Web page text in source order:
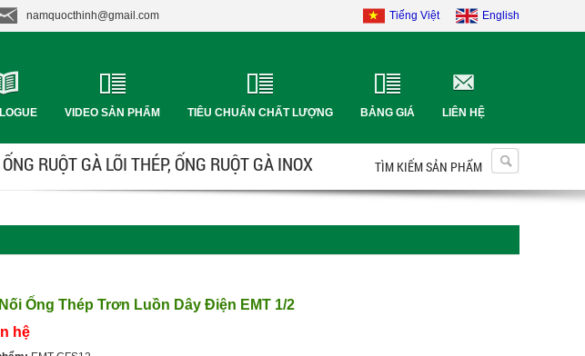
namquocthinh@gmail.com Tiếng Việt English
VIDEO SẢN PHẨM TIÊU CHUẨN CHẤT LƯỢNG BẢNG GIÁ LIÊN HỆ
RUỘT GÀ LÕI THÉP, ỐNG RUỘT GÀ INOX TÌM KIẾM SẢN PHẨM
Ống Thép Trơn Luồn Dây Điện EMT 1/2
hệ